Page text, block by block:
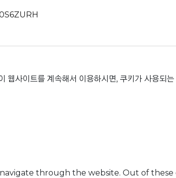
웹사이트를 계속해서 이용하시면, 쿠키가 사용되
through the website. Out of these